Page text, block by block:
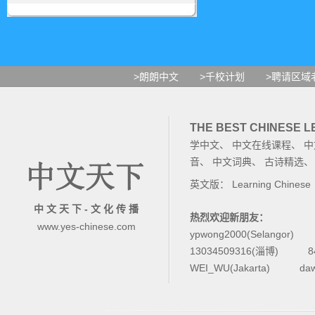
>朗朗中文 >千校计划 >聘请区域
中 文 天 下 - 文 化 传 播
www.yes-chinese.com
THE BEST CHINESE
学中文、 中文在线课程、
音、 中文词典、 古诗精选
英文版： Learning Chinese
热烈欢迎新朋友：
ypwong2000(Selangor)
13034509316(淄博)
WEI_WU(Jakarta)